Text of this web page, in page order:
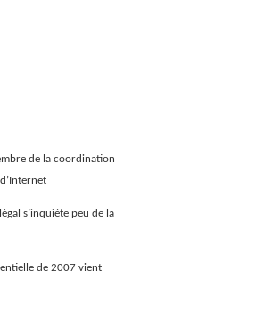
de la coordination
s’inquiète peu de la
de 2007 vient